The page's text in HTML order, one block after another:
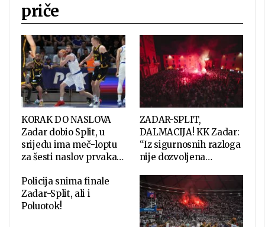
priče
KORAK DO NASLOVA
Zadar dobio Split, u
srijedu ima meč-loptu
za šesti naslov prvaka…
ZADAR-SPLIT,
DALMACIJA! KK Zadar:
“Iz sigurnosnih razloga
nije dozvoljena…
Policija snima finale
Zadar-Split, ali i
Poluotok!